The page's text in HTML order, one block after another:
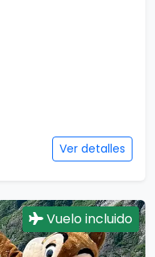
Ver detalles
Vuelo incluido